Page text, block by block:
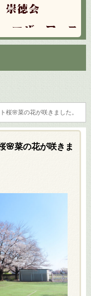
桜🌸菜の花が咲きました。
🌸菜の花が咲きま